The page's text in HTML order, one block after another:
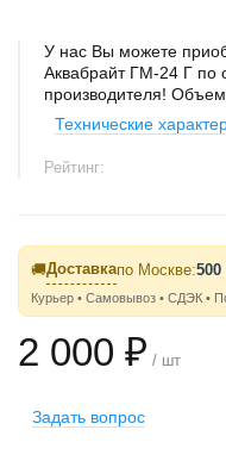
У нас Вы можете
Аквабрайт ГМ-24 Г по
производителя! Объем
Технические
Рейтинг:
🚚Доставкапо Москве:500
Курьер • Самовывоз • СДЭК •
2 000 ₽ / шт
Задать вопрос